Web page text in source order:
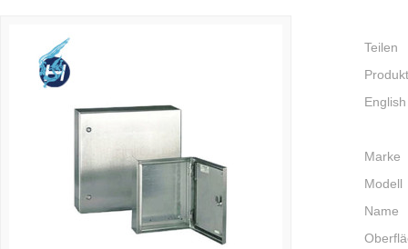
Teilen
Marke
Modell
Name